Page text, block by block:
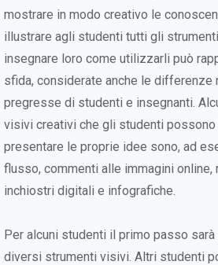
mostrare in modo creativo le
illustrare agli studenti tutti gli
insegnare loro come utilizzarli può
sfida, considerate anche le differenze
pregresse di studenti e insegnanti.
visivi creativi che gli studenti
presentare le proprie idee sono, ad
flusso, commenti alle immagini online,
inchiostri digitali e infografiche.
Per alcuni studenti il primo passo sarà
diversi strumenti visivi. Altri studenti